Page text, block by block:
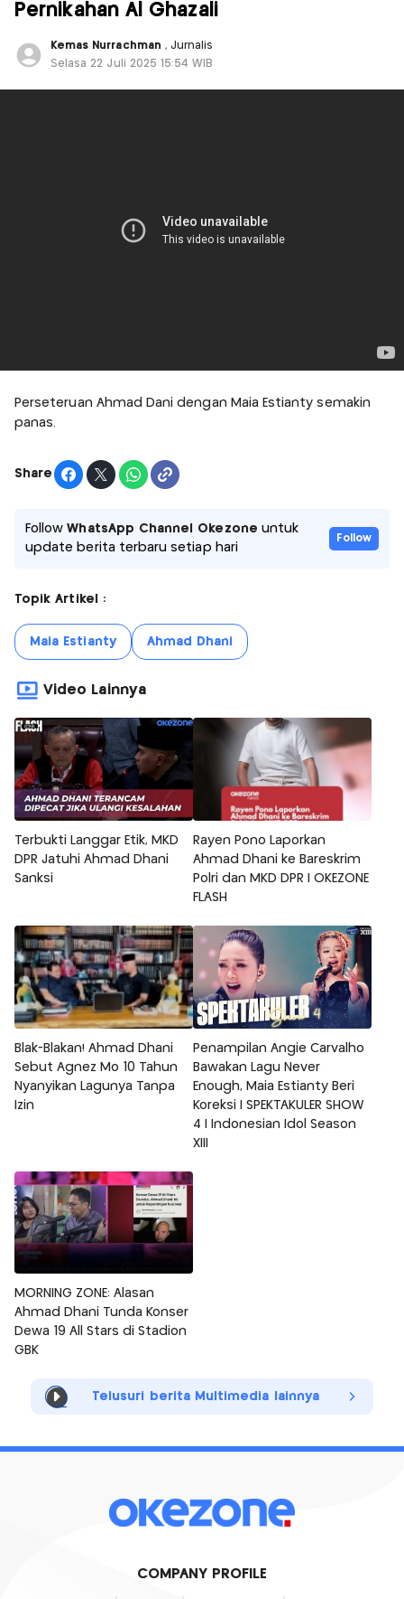
Pernikahan Al Ghazali
Kemas Nurrachman , Jurnalis
Selasa 22 Juli 2025 15:54 WIB
Perseteruan Ahmad Dani dengan Maia Estianty semakin
panas.
Share
FollowWhatsApp Channel Okezone untuk
update berita terbaru setiap hari
Follow
Topik Artikel :
Maia Estianty Ahmad Dhani
Video Lainnya
Terbukti Langgar Etik, MKD
DPR Jatuhi Ahmad Dhani
Sanksi
Rayen Pono Laporkan
Ahmad Dhani ke Bareskrim
Polri dan MKD DPR | OKEZONE
FLASH
Blak-Blakan! Ahmad Dhani
Sebut Agnez Mo 10 Tahun
Nyanyikan Lagunya Tanpa
Izin
Penampilan Angie Carvalho
Bawakan Lagu Never
Enough, Maia Estianty Beri
Koreksi | SPEKTAKULER SHOW
4 | Indonesian Idol Season
XIII
MORNING ZONE: Alasan
Ahmad Dhani Tunda Konser
Dewa 19 All Stars di Stadion
GBK
Telusuri berita Multimedia lainnya
COMPANY PROFILE